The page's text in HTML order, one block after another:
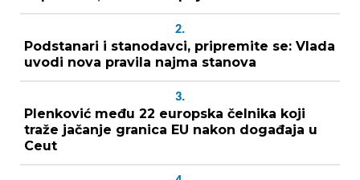
2.
Podstanari i stanodavci, pripremite se: Vlada
uvodi nova pravila najma stanova
3.
Plenković među 22 europska čelnika koji
traže jačanje granica EU nakon događaja u
Ceut